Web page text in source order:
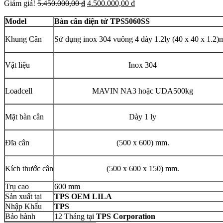
Giảm giá! 5.450.000,00₫ Giá
là:
5.450.000,00 ₫.
4.500.000,00 ₫Giá
tại
là:
4.500.000,00 ₫.
Model Bàn cân điện tử TPS5060SS
Khung Cân Sử dụng inox 304 vuông 4 dày 1.2ly (40 x 40 x
Vật liệu Inox 304
Loadcell MAVIN NA3 hoặc UDA500kg
Mặt bàn cân Dày 1 ly
Đĩa cân (500 x 600) mm.
Kích thước cân (500 x 600 x 150) mm.
Trụ cao
600 mm
Sản xuất tại
TPS OEM LILA
Nhập Khẩu
TPS
Bảo hành
12 Tháng tại TPS Corporation